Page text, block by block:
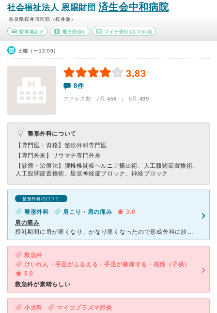
社会福祉法人 恩賜財団済生会中和病院
奈良県桜井市阿部（桜井駅）
駐車場あり 電子決済可 マイナ受付 (スマホ可)
土曜（〜12:00）
3.83
8件
アクセス数 7月:458 | 6月:499
整形外科について
【専門医・資格】 整形外科専門医
【専門外来】
リウマチ専門外来
【診療・治療法】
腰椎椎間板ヘルニア摘出術、人工膝関節置換術、
人工股関節置換術、星状神経節ブロック、神経ブロック
整形外科の口コミ
整形外科 肩こり・肩の痛み
3.0
肩の痛み
授乳期間に肩が痛くなり、かなり痛くなったので形成外科に診察へいきました。 とっても患者さんの多い病院です。総合病院なので仕方ないですが。 忙しなくみなさん働かれております。 予約なしで朝一で行き
救急科
けいれん・手足がふるえる・手足が麻痺する・発熱（子供）
5.0
救急科が素晴らしい
小児科
マイコプラズマ肺炎